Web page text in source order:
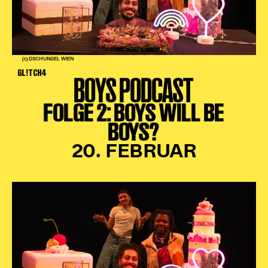
Karten + Preise
Anfahrt
Vermietung
Café
SPENDEN + FÖRDERN
Suchbegriffe
(c) DSCHUNGEL WIEN
GL!TCH4 BOYS PODCAST
FOLGE 2: BOYS WILL BE
BOYS?
20. FEBRUAR